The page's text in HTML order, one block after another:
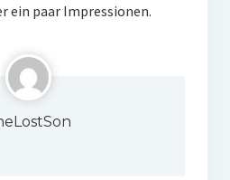
ein paar Impressionen.